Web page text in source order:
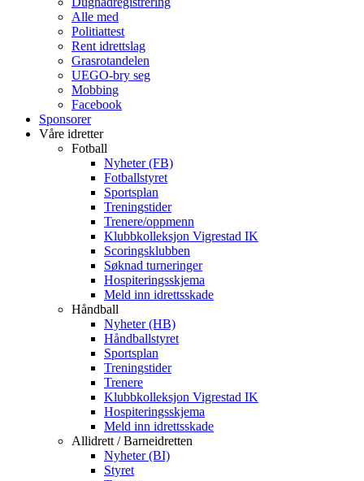
Alle med
Politiattest
Rent idrettslag
Grasrotandelen
UEGO-bry seg
Mobbing
Facebook
Sponsorer
Våre idretter
Fotball
Nyheter (FB)
Fotballstyret
Sportsplan
Treningstider
Trenere/oppmenn
Klubbkolleksjon Vigrestad IK
Scoringsklubben
Søknad turneringer
Hospiteringsskjema
Meld inn idrettsskade
Håndball
Nyheter (HB)
Håndballstyret
Sportsplan
Treningstider
Trenere
Klubbkolleksjon Vigrestad IK
Hospiteringsskjema
Meld inn idrettsskade
Allidrett / Barneidretten
Nyheter (BI)
Styret